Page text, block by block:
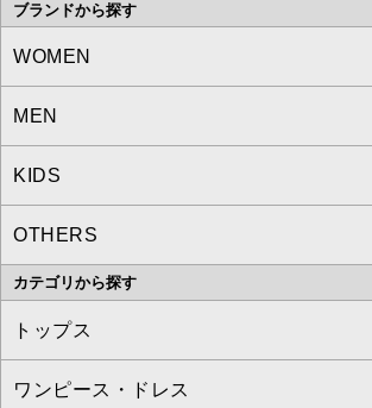
ブランドから探す
WOMEN
a.v.v
MICHEL KLEIN
MK MICHEL KLEIN
OFUON le MK
MEN
a.v.v
MICHEL KLEIN HOMME
MK MICHEL KLEIN HOMME
KIDS
a.v.v
OTHERS
MK MICHEL KLEIN BAG
カテゴリから探す
トップス
すべてのトップス
ワンピース・ドレス